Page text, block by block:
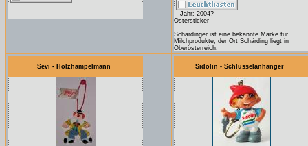
Jahr: 2004?
Ostersticker
Schärdinger ist eine bekannte Marke für
Milchprodukte, der Ort Schärding liegt in
Oberösterreich.
Sevi - Holzhampelmann Sidolin - Schlüsselanhänger